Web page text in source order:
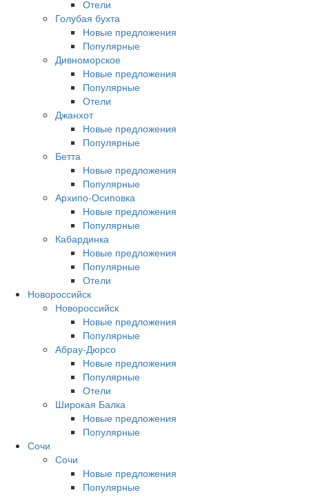
Отели
Голубая бухта
Новые предложения
Популярные
Дивноморское
Новые предложения
Популярные
Отели
Джанхот
Новые предложения
Популярные
Бетта
Новые предложения
Популярные
Архипо-Осиповка
Новые предложения
Популярные
Кабардинка
Новые предложения
Популярные
Отели
Новороссийск
Новороссийск
Новые предложения
Популярные
Абрау-Дюрсо
Новые предложения
Популярные
Отели
Широкая Балка
Новые предложения
Популярные
Сочи
Сочи
Новые предложения
Популярные